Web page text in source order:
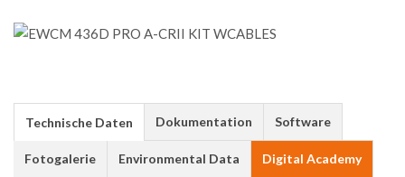
Technische Daten Dokumentation Software
Fotogalerie Environmental Data Digital Academy